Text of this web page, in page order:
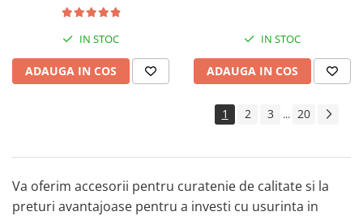
IN STOC
ADAUGA IN COS
IN STOC
ADAUGA IN COS
1 2 3 ... 20
Va oferim accesorii pentru curatenie de calitate si la
preturi avantajoase pentru a investi cu usurinta in